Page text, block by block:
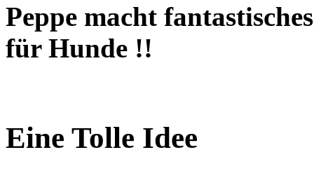
Peppe macht
für Hunde !!
Eine Tolle Idee